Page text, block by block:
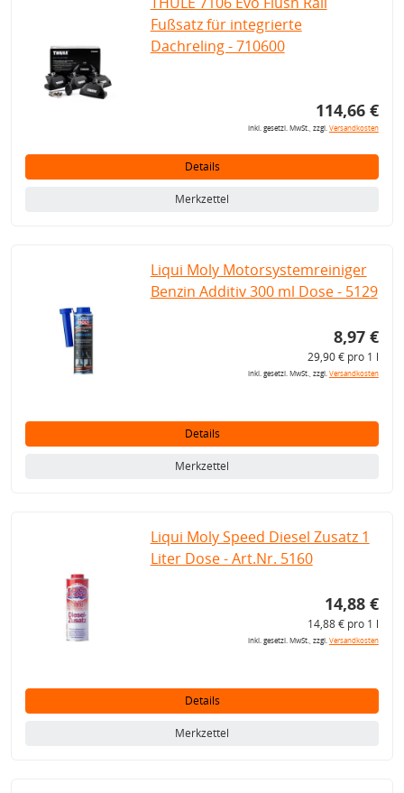
Fußsatz für integrierte
Dachreling - 710600
114,66 €
inkl. gesetzl. MwSt., zzgl.Versandkosten
Details
Merkzettel
Liqui Moly Motorsystemreiniger
Benzin Additiv 300 ml Dose - 5129
8,97 €
29,90 € pro 1 l
inkl. gesetzl. MwSt., zzgl.Versandkosten
Details
Merkzettel
Liqui Moly Speed Diesel Zusatz 1
Liter Dose - Art.Nr. 5160
14,88 €
14,88 € pro 1 l
inkl. gesetzl. MwSt., zzgl.Versandkosten
Details
Merkzettel